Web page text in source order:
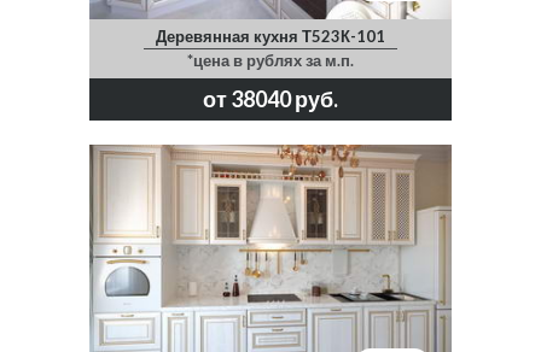
Деревянная кухня Т523К-101
*цена в рублях за м.п.
от 38040 руб.